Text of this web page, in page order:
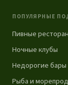
ПОПУЛЯРНЫЕ
Пивные
Ночные клубы
Недорогие бары
Рыба и